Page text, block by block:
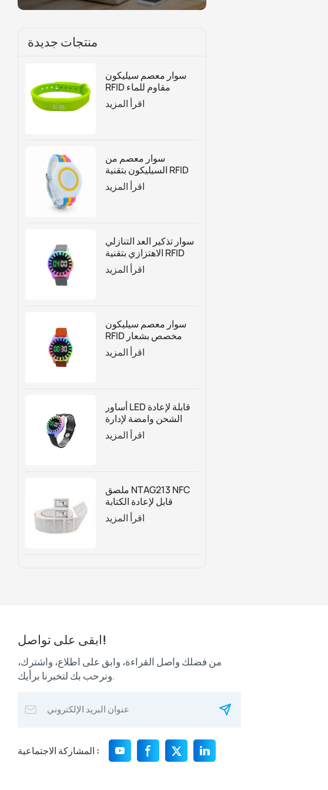
منتجات جديدة
سوار معصم سيليكون
RFID مقاوم للماء
للتحكم في الوصول
وإدارة العضوية
اقرأ المزيد
سوار معصم من
السيليكون بتقنية RFID
قابل للتعديل حسب
الطلب
اقرأ المزيد
سوار تذكير العد التنازلي
الاهتزازي بتقنية RFID
لإدارة الجذب السياحي
بناءً على الوقت
اقرأ المزيد
سوار معصم سيليكون
RFID مخصص بشعار
العد التنازلي مع أضواء
LED
اقرأ المزيد
أساور LED قابلة لإعادة
الشحن وامضة لإدارة
الوقت لحديقة
الترامبولين
اقرأ المزيد
ملصق NTAG213 NFC
قابل لإعادة الكتابة
حسب الطلب للتغليف
الذكي والتسويق الرقمي
اقرأ المزيد
ابقى على تواصل!
من فضلك واصل القراءة، وابق على اطلاع، واشترك،
ونرحب بك لتخبرنا برأيك.
المشاركة الاجتماعية :